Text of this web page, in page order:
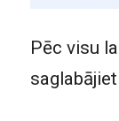
Pēc visu